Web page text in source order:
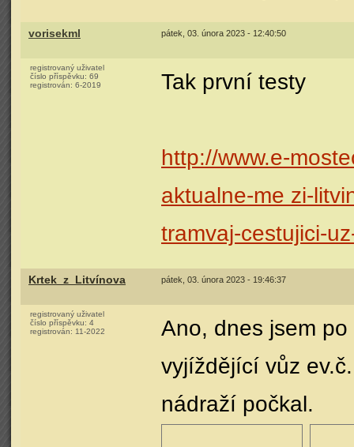
vorisekml pátek, 03. února 2023 - 12:40:50
registrovaný uživatel
číslo příspěvku: 69
registrován: 6-2019 Tak první testy
http://www.e-
aktualne-me zi-
tramvaj-cestujici-
Krtek_z_Litvínova pátek, 03. února 2023 - 19:46:37
registrovaný uživatel
číslo příspěvku: 4
registrován: 11-2022
Ano, dnes jsem
vyjíždějící vůz
nádraží počkal.